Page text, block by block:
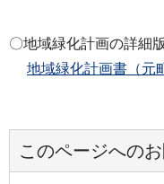
〇地域緑化計画の詳細
地域緑化計画書（元
このページへの